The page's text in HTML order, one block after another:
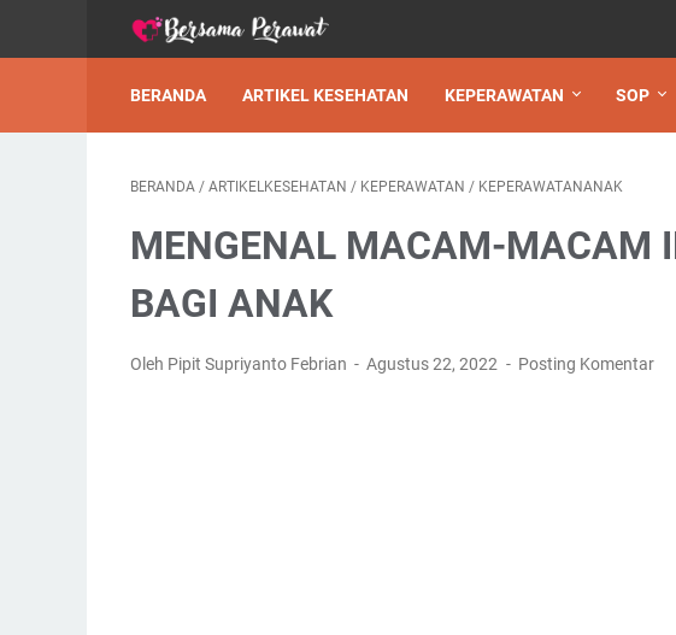
BERANDA ARTIKEL KESEHATAN KEPERAWATAN SOP
BERANDA / ARTIKELKESEHATAN / KEPERAWATAN / KEPERAWATANANAK
MENGENAL MACAM-MACAM
BAGI ANAK
Oleh Pipit Supriyanto Febrian Agustus 22, 2022 Posting Komentar